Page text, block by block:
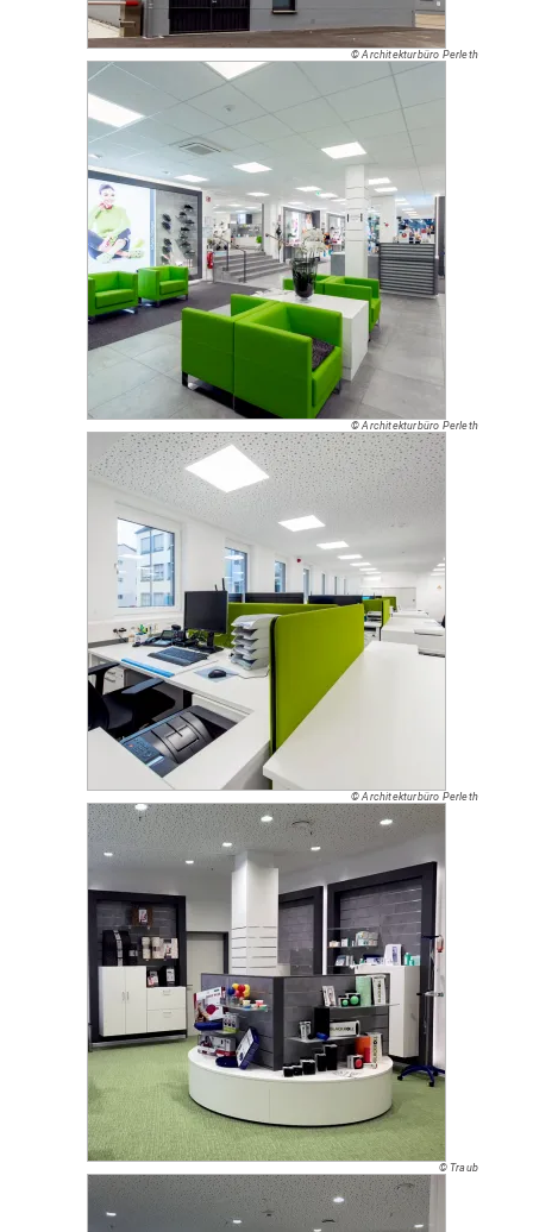
© Architekturbüro Perleth
© Architekturbüro Perleth
© Architekturbüro Perleth
© Traub